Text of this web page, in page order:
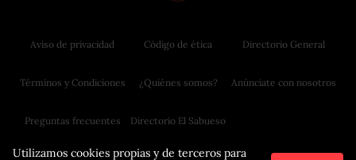
Utilizamos cookies propias y de terceros para
Aviso de privacidad
Términos y Condiciones
Preguntas frecuentes
Código de ética
¿Quiénes somos?
Directorio El Sabueso
Directorio General
Anúnciate con nosotros